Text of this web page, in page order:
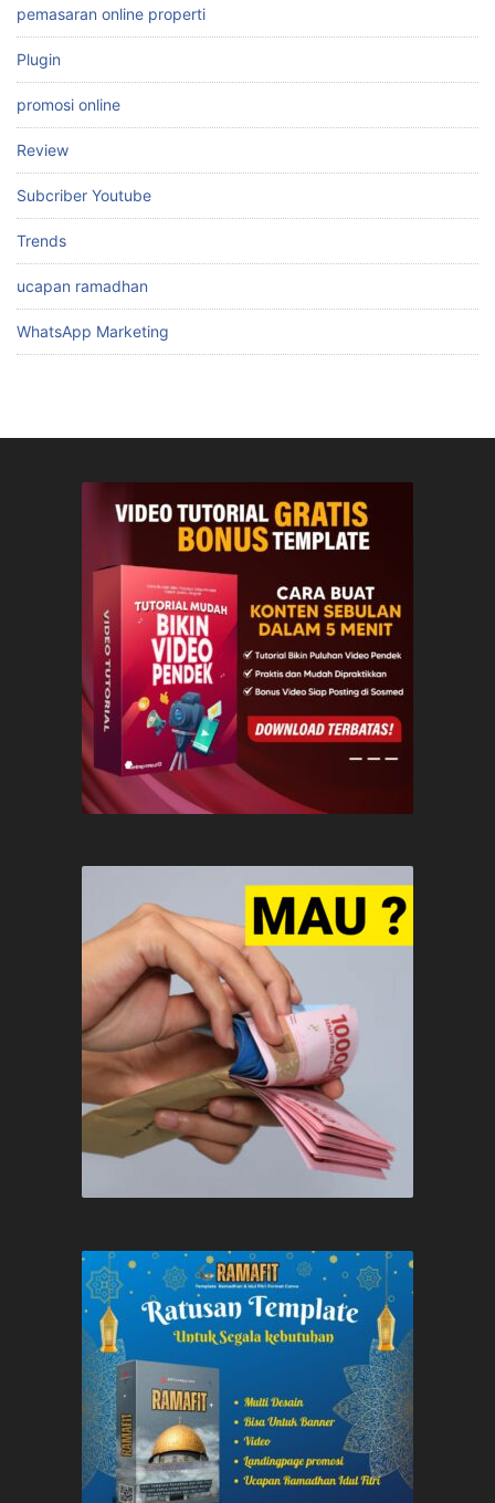
pemasaran online properti
Plugin
promosi online
Review
Subcriber Youtube
Trends
ucapan ramadhan
WhatsApp Marketing